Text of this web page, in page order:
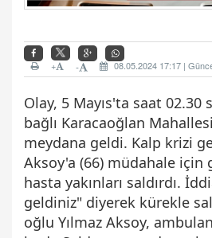
08.05.2024 17:17 |
-
+
Olay, 5 Mayıs'ta saat 02.30
bağlı Karacaoğlan
meydana geldi. Kalp krizi
Aksoy'a (66) müdahale için
hasta yakınları saldırdı.
geldiniz" diyerek kürekle
oğlu Yılmaz Aksoy,